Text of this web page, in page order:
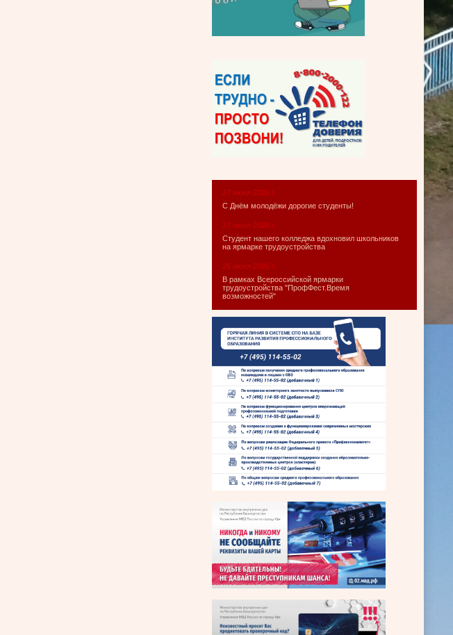
27 июня 2026 г.
С Днём молодёжи дорогие студенты!
27 июня 2026 г.
Студент нашего колледжа вдохновил школьников
на ярмарке трудоустройства
26 июня 2026 г.
В рамках Всероссийской ярмарки
трудоустройства "ПрофФест.Время
возможностей"